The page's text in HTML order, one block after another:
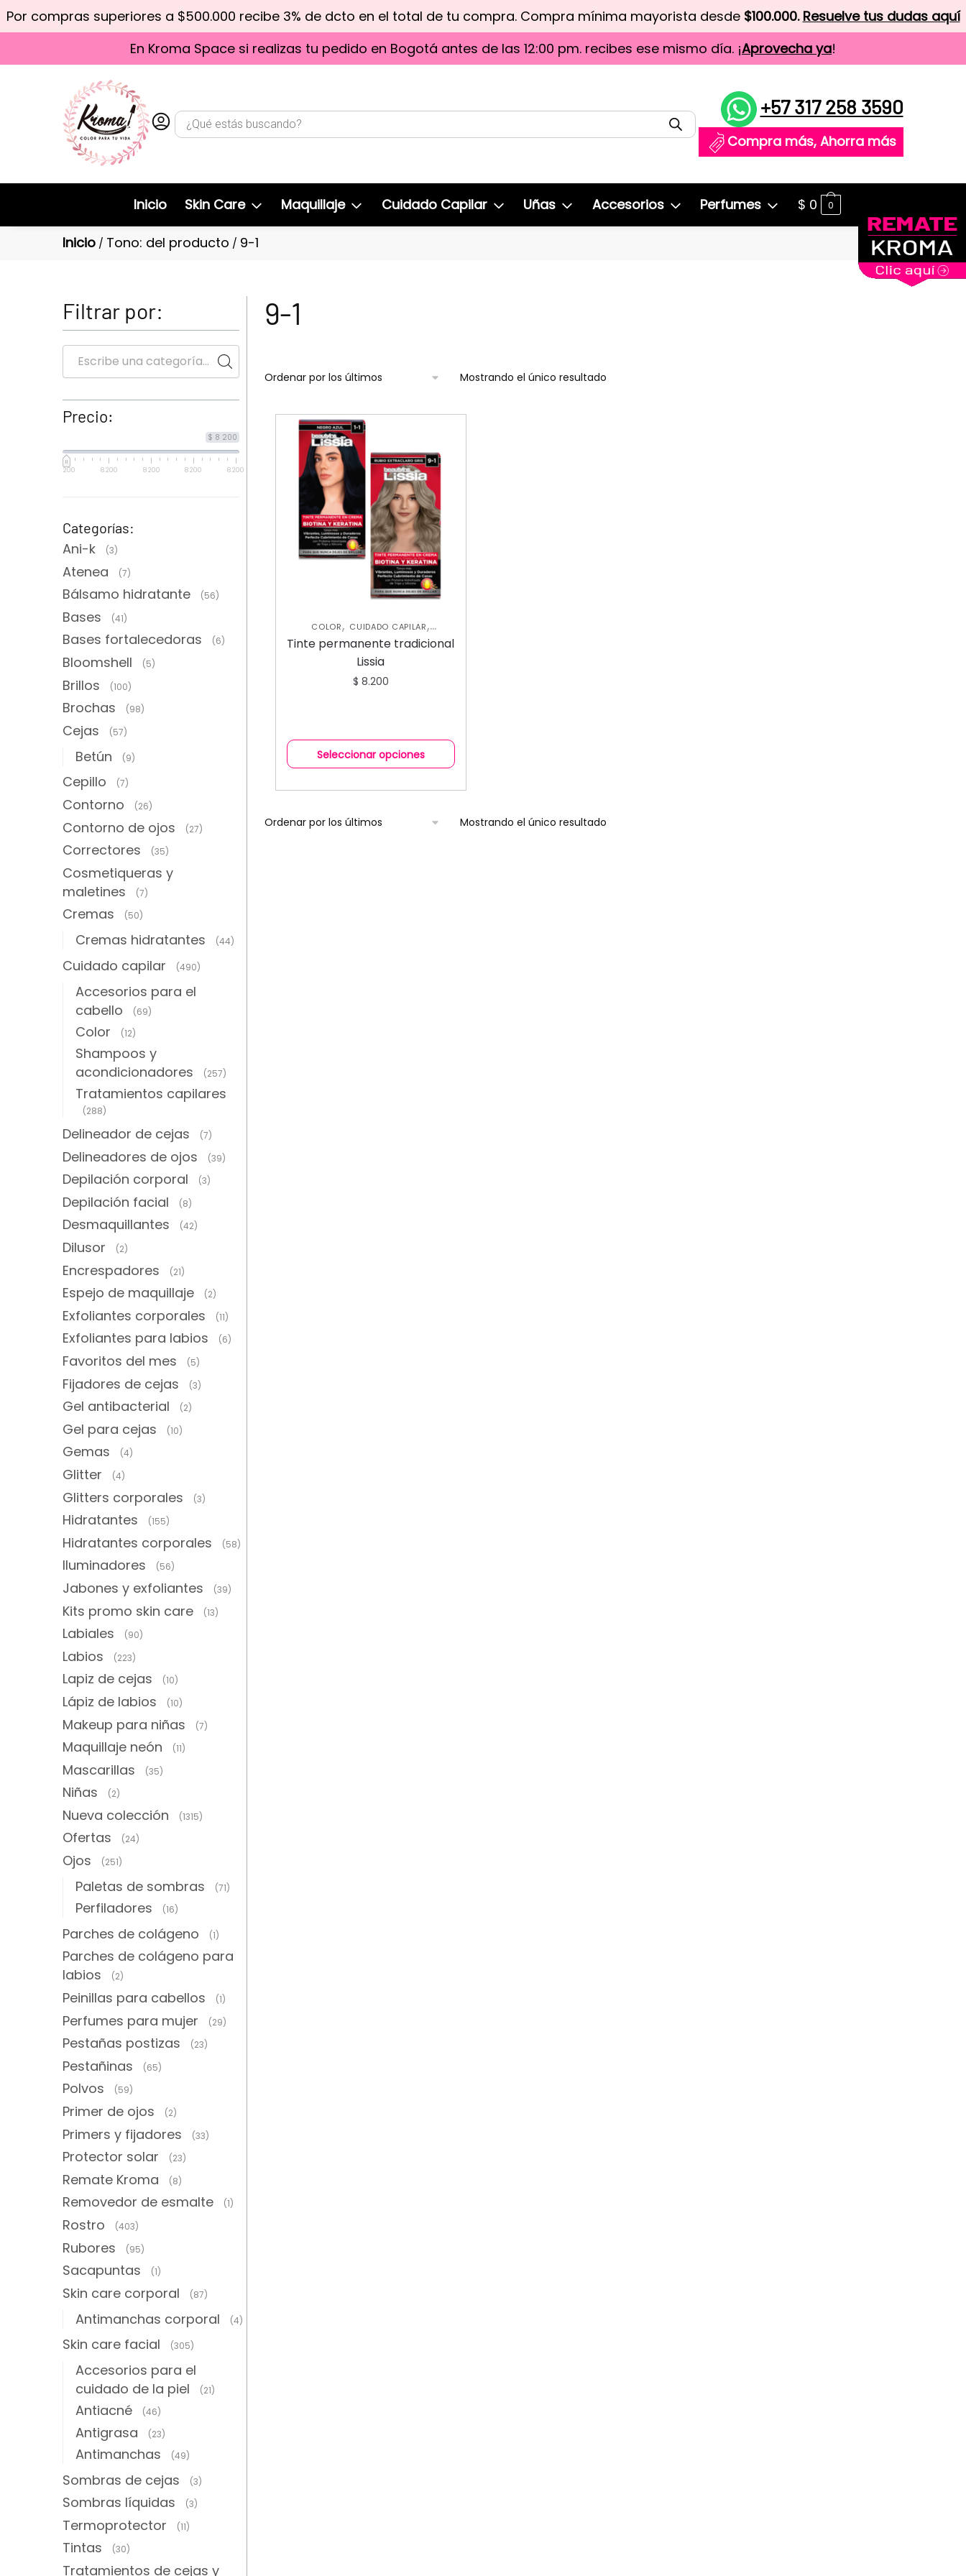
Por compras superiores a $500.000 recibe 3% de dcto en el total de tu compra. Compra mínima mayorista desde $100.000. Resuelve tus dudas aquí
En Kroma Space si realizas tu pedido en Bogotá antes de las 12:00 pm. recibes ese mismo día. ¡Aprovecha ya!
+57 317 258 3590
Compra más, Ahorra más
Inicio Skin Care Maquillaje Cuidado Capilar Uñas Accesorios Perfumes $ 0 0
Inicio / Tono: del producto / 9-1
9-1
Mostrando el único resultado
COLOR, CUIDADO CAPILAR,
TRATAMIENTOS CAPILARES
Tinte permanente tradicional
Lissia
$ 8.200
Seleccionar opciones
Mostrando el único resultado
Filtrar por:
Precio:
$ 8 200
8 200 8 200 8 200 8 200 8 200
Categorías:
Ani-k (3)
Atenea (7)
Bálsamo hidratante (56)
Bases (41)
Bases fortalecedoras (6)
Bloomshell (5)
Brillos (100)
Brochas (98)
Cejas (57)
Betún (9)
Cepillo (7)
Contorno (26)
Contorno de ojos (27)
Correctores (35)
Cosmetiqueras y
maletines
(7)
Cremas (50)
Cremas hidratantes (44)
Cuidado capilar (490)
Accesorios para el
cabello
(69)
Color (12)
Shampoos y
acondicionadores
(257)
Tratamientos capilares
(288)
Delineador de cejas (7)
Delineadores de ojos (39)
Depilación corporal (3)
Depilación facial (8)
Desmaquillantes (42)
Dilusor (2)
Encrespadores (21)
Espejo de maquillaje (2)
Exfoliantes corporales (11)
Exfoliantes para labios (6)
Favoritos del mes (5)
Fijadores de cejas (3)
Gel antibacterial (2)
Gel para cejas (10)
Gemas (4)
Glitter (4)
Glitters corporales (3)
Hidratantes (155)
Hidratantes corporales (58)
Iluminadores (56)
Jabones y exfoliantes (39)
Kits promo skin care (13)
Labiales (90)
Labios (223)
Lapiz de cejas (10)
Lápiz de labios (10)
Makeup para niñas (7)
Maquillaje neón (11)
Mascarillas (35)
Niñas (2)
Nueva colección (1315)
Ofertas (24)
Ojos (251)
Paletas de sombras (71)
Perfiladores (16)
Parches de colágeno (1)
Parches de colágeno para
labios
(2)
Peinillas para cabellos (1)
Perfumes para mujer (29)
Pestañas postizas (23)
Pestañinas (65)
Polvos (59)
Primer de ojos (2)
Primers y fijadores (33)
Protector solar (23)
Remate Kroma (8)
Removedor de esmalte (1)
Rostro (403)
Rubores (95)
Sacapuntas (1)
Skin care corporal (87)
Antimanchas corporal (4)
Skin care facial (305)
Accesorios para el
cuidado de la piel
(21)
Antiacné (46)
Antigrasa (23)
Antimanchas (49)
Sombras de cejas (3)
Sombras líquidas (3)
Termoprotector (11)
Tintas (30)
Tratamientos de cejas y